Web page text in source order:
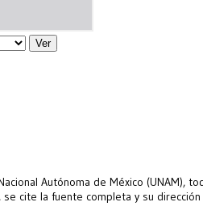
Autónoma de México
se cite la fuente completa y su